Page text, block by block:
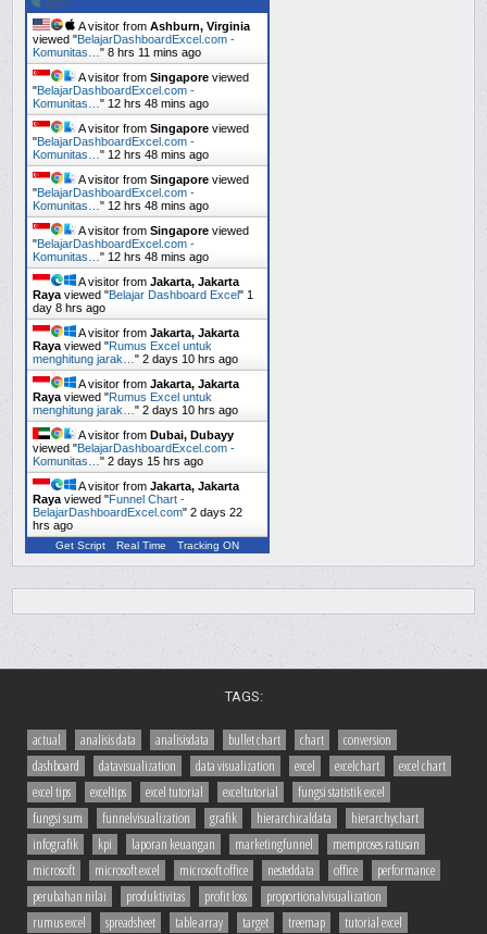
A visitor fromAshburn, Virginia
viewed "BelajarDashboardExcel.com -
Komunitas…"8 hrs 11 mins ago
A visitor fromSingapore viewed
"BelajarDashboardExcel.com -
Komunitas…" 12 hrs 48 mins ago
A visitor fromSingapore viewed
"BelajarDashboardExcel.com -
Komunitas…" 12 hrs 48 mins ago
A visitor fromSingapore viewed
"BelajarDashboardExcel.com -
Komunitas…" 12 hrs 48 mins ago
A visitor fromSingapore viewed
"BelajarDashboardExcel.com -
Komunitas…" 12 hrs 48 mins ago
A visitor fromJakarta, Jakarta
Raya viewed "Belajar Dashboard Excel" 1
day 8 hrs ago
A visitor fromJakarta, Jakarta
Raya viewed "Rumus Excel untuk
menghitung jarak…"2 days 10 hrs ago
A visitor fromJakarta, Jakarta
Raya viewed "Rumus Excel untuk
menghitung jarak…"2 days 10 hrs ago
A visitor fromDubai, Dubayy
viewed "BelajarDashboardExcel.com -
Komunitas…"2 days 15 hrs ago
A visitor fromJakarta, Jakarta
Raya viewed "Funnel Chart -
BelajarDashboardExcel.com"2 days 22
hrs ago
Get Script Real Time Tracking ON
TAGS:
actual analisis data analisisdata bullet chart chart
conversion
dashboard
datavisualization data visualization excel excelchart
excel chart
excel tips
exceltips excel tutorial exceltutorial
fungsi statistik excel
fungsi sum
funnelvisualization grafik hierarchicaldata
hierarchychart
infografik
kpi laporan keuangan marketingfunnel
memproses ratusan
microsoft
microsoft excel microsoft office nesteddata office
performance
perubahan nilai
produktivitas profit loss
proportionalvisualization
rumus excel
spreadsheet table array target treemap
tutorial excel